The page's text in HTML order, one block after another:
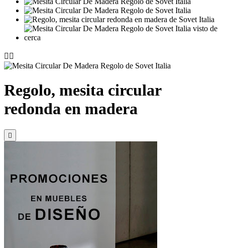
 
Regolo, mesita circular
redonda en madera
